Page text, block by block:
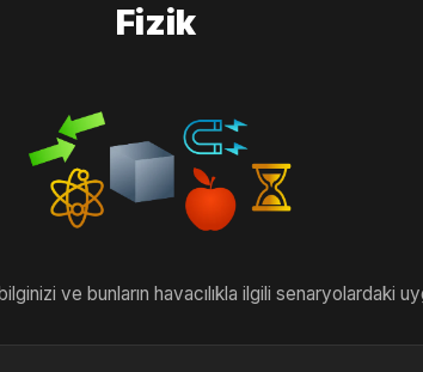
Fizik
ve bunların havacılıkla ilgili senaryolardaki